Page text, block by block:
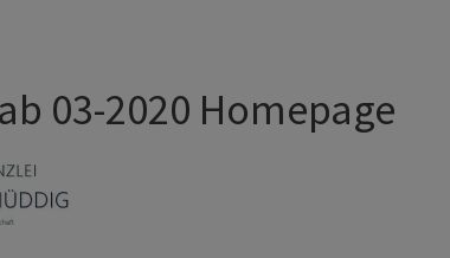
03-2020 Homepage